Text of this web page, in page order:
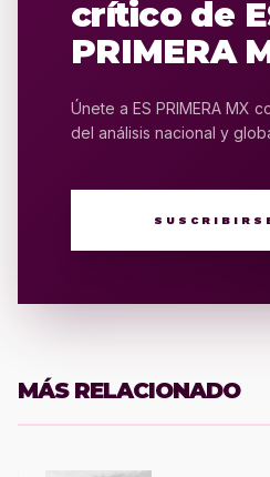
crítico de
PRIMERA
Únete a ES PRIMERA MX
del análisis nacional y
MÁS RELACIONADO